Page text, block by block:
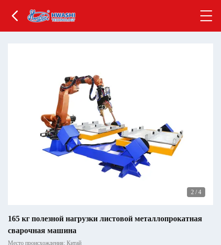
2 / 4
165 кг полезной нагрузки листовой металлопрокатная
сварочная машина
Место происхождения: Китай